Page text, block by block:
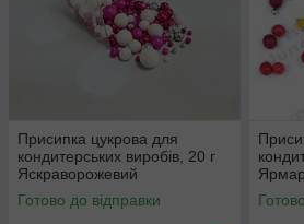
Присипка цукрова для
кондитерських виробів, 20 г
Яскраворожевий
Готово до відправки